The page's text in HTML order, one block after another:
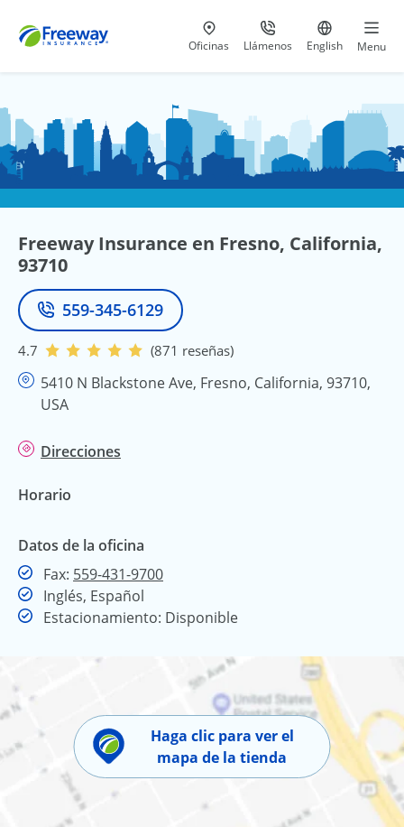
Visita nuestras
Oficinas Llámenos
al 800-441-5533
Ir al sitio
English Menu
Freeway Insurance en Fresno, California,
93710
Teléfono
559-345-6129
4.7 (871 reseñas)
5410 N Blackstone Ave, Fresno, California, 93710,
USA
Direcciones
Horario
Datos de la oficina
Fax: 559-431-9700Fax
Inglés, Español
Estacionamiento: Disponible
Haga clic para ver el
mapa de la tienda